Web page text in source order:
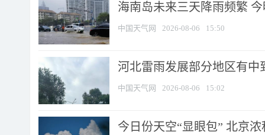
海南岛未来三天降雨频繁
中国天气网 2026-08-06 15:50
河北雷雨发展部分地区有中
中国天气网 2026-08-06 15:02
今日份天空“显眼包” 北京